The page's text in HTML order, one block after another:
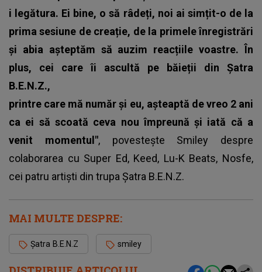
i legătura. Ei bine, o să râdeți, noi ai simțit-o de la
prima sesiune de creație, de la primele înregistrări
și abia așteptăm să auzim reacțiile voastre. În
plus, cei care îi ascultă pe băieții din Șatra
B.E.N.Z.,
printre care mă număr și eu, așteaptă de vreo 2 ani
ca ei să scoată ceva nou împreună și iată că a
venit momentul", povestește Smiley despre
colaborarea cu Super Ed, Keed, Lu-K Beats, Nosfe,
cei patru artiști din trupa Șatra B.E.N.Z.
MAI MULTE DESPRE:
Șatra B.E.N.Z smiley